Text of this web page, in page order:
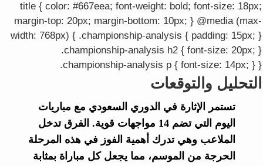
title { color: #667eea; font-weight: bold; font-size: 18px;
margin-top: 20px; margin-bottom: 10px; } @media (max-
width: 768px) { .championship-analysis { padding: 15px; }
.championship-analysis h2 { font-size: 20px; }
.championship-analysis p { font-size: 14px; } }
التحليل والتوقعات
تستمر الإثارة في الدوري السعودي مع مباريات
اليوم التي تضم 14 مواجهات قوية. الفرق تدخل
الملاعب وهي تدرك أهمية الفوز في هذه المرحلة
الحرجة من الموسم، مما يجعل كل مباراة بمثابة